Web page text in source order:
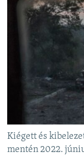
DEMOKRÁCIA
A PÉNZ
KLÍMAVÁLTOZÁS
A MÚLT
KÖVESSEN MINKET!
Kiégett és
mentén 2022.